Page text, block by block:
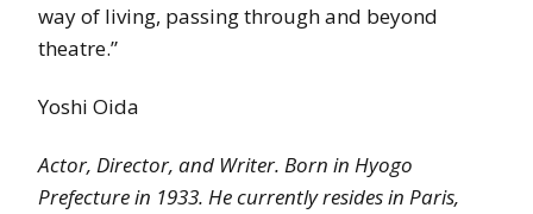
way of living, passing through and beyond
theatre.”
Yoshi Oida
Actor, Director, and Writer. Born in Hyogo
Prefecture in 1933. He currently resides in Paris,